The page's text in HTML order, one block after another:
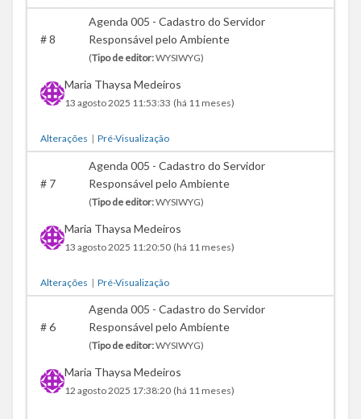
#8
Agenda 005 - Cadastro do Servidor
Responsável pelo Ambiente
(Tipo de editor:WYSIWYG)
Maria Thaysa Medeiros
13 agosto 2025 11:53:33 (há 11 meses)
Alterações | Pré-Visualização
#7
Agenda 005 - Cadastro do Servidor
Responsável pelo Ambiente
(Tipo de editor:WYSIWYG)
Maria Thaysa Medeiros
13 agosto 2025 11:20:50 (há 11 meses)
Alterações | Pré-Visualização
#6
Agenda 005 - Cadastro do Servidor
Responsável pelo Ambiente
(Tipo de editor:WYSIWYG)
Maria Thaysa Medeiros
12 agosto 2025 17:38:20 (há 11 meses)